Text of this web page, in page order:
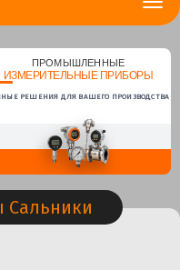
ПРОМЫШЛЕННЫЕ
ИЗМЕРИТЕЛЬНЫЕ ПРИБОРЫ
РЕШЕНИЯ ДЛЯ ВАШЕГО ПРОИЗВОДСТВА
Сальники